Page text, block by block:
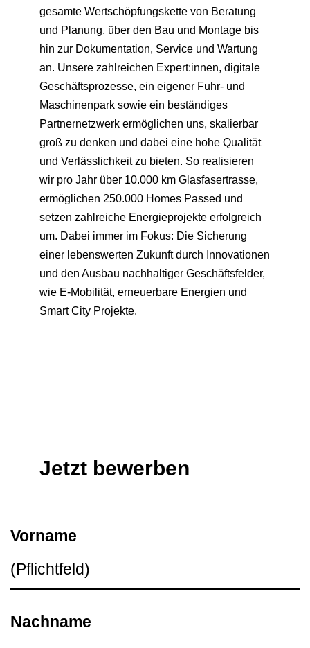
gesamte Wertschöpfungskette von Beratung
und Planung, über den Bau und Montage bis
hin zur Dokumentation, Service und Wartung
an. Unsere zahlreichen Expert:innen, digitale
Geschäftsprozesse, ein eigener Fuhr- und
Maschinenpark sowie ein beständiges
Partnernetzwerk ermöglichen uns, skalierbar
groß zu denken und dabei eine hohe Qualität
und Verlässlichkeit zu bieten. So realisieren
wir pro Jahr über 10.000 km Glasfasertrasse,
ermöglichen 250.000 Homes Passed und
setzen zahlreiche Energieprojekte erfolgreich
um. Dabei immer im Fokus: Die Sicherung
einer lebenswerten Zukunft durch Innovationen
und den Ausbau nachhaltiger Geschäftsfelder,
wie E-Mobilität, erneuerbare Energien und
Smart City Projekte.
Jetzt bewerben
Vorname
Nachname